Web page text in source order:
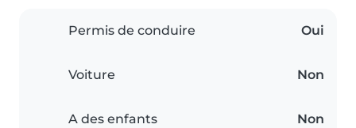
Permis de conduire Oui
Voiture Non
A des enfants Non